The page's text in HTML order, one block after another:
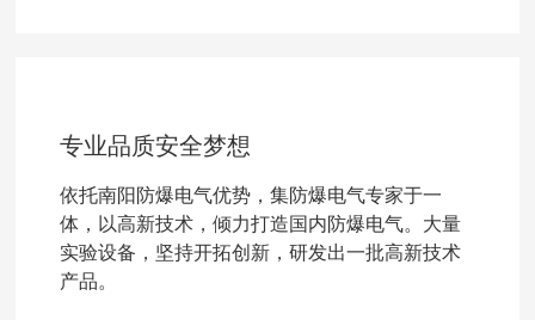
专业品质安全梦想
依托南阳防爆电气优势，集防爆电气专家于一
体，以高新技术，倾力打造国内防爆电气。大量
实验设备，坚持开拓创新，研发出一批高新技术
产品。